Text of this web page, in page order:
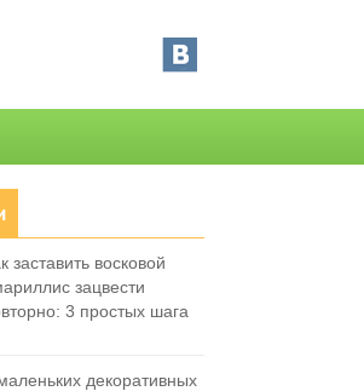
заставить восковой
зацвести
3 простых шага
декоративных